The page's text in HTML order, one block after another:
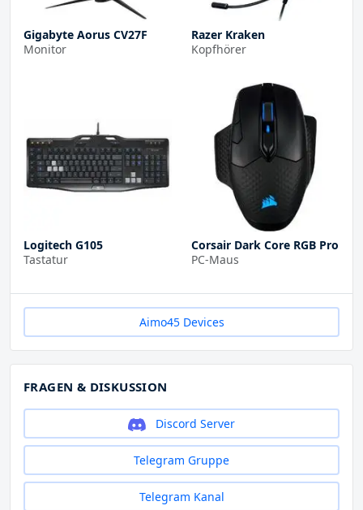
Gigabyte Aorus CV27F
Monitor
Razer Kraken
Kopfhörer
Logitech G105
Tastatur
Corsair Dark Core RGB Pro
PC-Maus
Aimo45 Devices
FRAGEN & DISKUSSION
Discord Server
Telegram Gruppe
Telegram Kanal